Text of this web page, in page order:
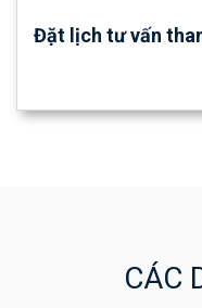
Đặt lịch tư vấn
CÁC